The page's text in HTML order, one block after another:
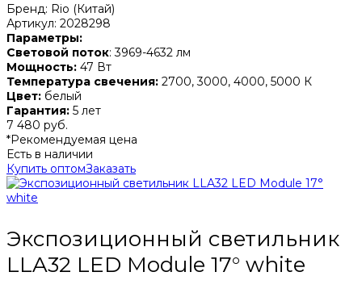
Бренд: Rio (Китай)
Артикул: 2028298
Параметры:
Световой поток: 3969-4632 лм
Мощность: 47 Вт
Температура свечения: 2700, 3000, 4000, 5000 К
Цвет: белый
Гарантия: 5 лет
7 480 руб.
*Рекомендуемая цена
Есть в наличии
Купить оптомЗаказать
Экспозиционный светильник
LLA32 LED Module 17° white